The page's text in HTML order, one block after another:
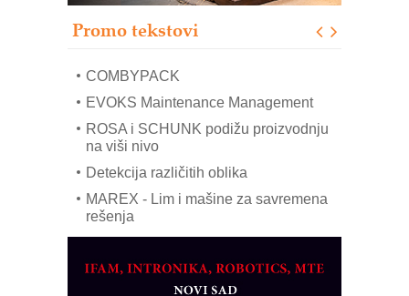
Promo tekstovi
mrežnog pretvarača sa tečnim
COMBYPACK
EVOKS Maintenance Management
ROSA i SCHUNK podižu proizvodnju
na viši nivo
Detekcija različitih oblika
MAREX - Lim i mašine za savremena
rešenja
partner
CTO - Prilagodite svoju toplinsku